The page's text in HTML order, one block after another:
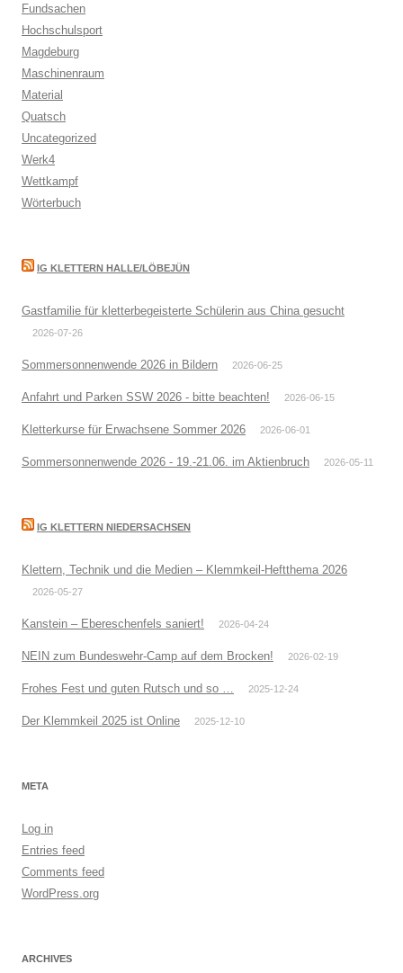
Fundsachen
Hochschulsport
Magdeburg
Maschinenraum
Material
Quatsch
Uncategorized
Werk4
Wettkampf
Wörterbuch
IG KLETTERN HALLE/LÖBEJÜN
Gastfamilie für kletterbegeisterte Schülerin aus China gesucht
2026-07-26
Sommersonnenwende 2026 in Bildern 2026-06-25
Anfahrt und Parken SSW 2026 - bitte beachten! 2026-06-15
Kletterkurse für Erwachsene Sommer 2026 2026-06-01
Sommersonnenwende 2026 - 19.-21.06. im Aktienbruch 2026-05-11
IG KLETTERN NIEDERSACHSEN
Klettern, Technik und die Medien – Klemmkeil-Heftthema 2026
2026-05-27
Kanstein – Ebereschenfels saniert! 2026-04-24
NEIN zum Bundeswehr-Camp auf dem Brocken! 2026-02-19
Frohes Fest und guten Rutsch und so … 2025-12-24
Der Klemmkeil 2025 ist Online 2025-12-10
META
Log in
Entries feed
Comments feed
WordPress.org
ARCHIVES